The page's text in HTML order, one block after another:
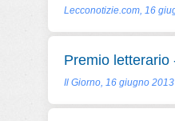
Lecconotizie.com, 16
Premio letterario
Il Giorno, 16 giugno 2013